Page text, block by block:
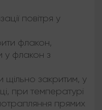
повітря у
флакон,
у флакон з
щільно закритим, у
при температурі
прямих